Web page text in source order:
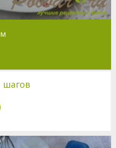
шагов